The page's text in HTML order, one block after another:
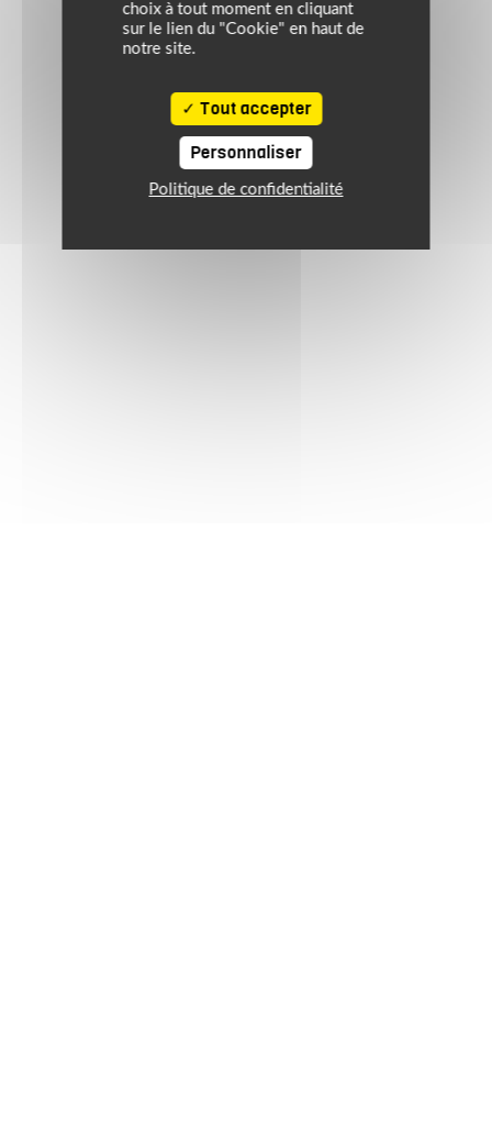
choix à tout moment en cliquant
sur le lien du "Cookie" en haut de
notre site.
Tout accepter
Personnaliser
Politique de confidentialité